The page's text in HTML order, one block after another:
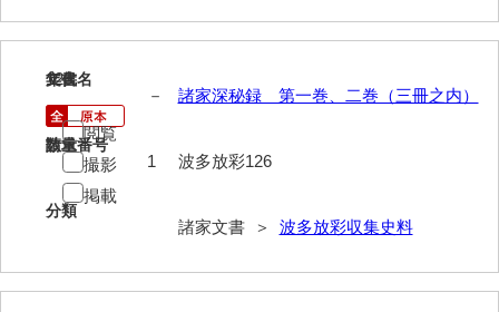
大野毛利家文書
岡家文書（福栄村）
126
文書名
諸家深秘録 第一巻、二巻（三冊之内）
請求番号
波多放彩126
分類
諸家文書 ＞ 波多放彩収集史料
年代
－
数量
1
閲覧
撮影
掲載